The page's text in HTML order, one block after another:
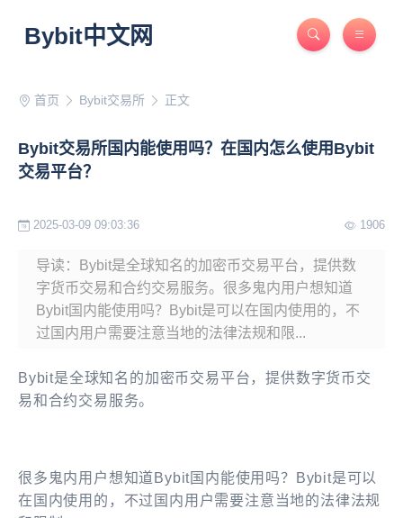
Bybit中文网
首页 Bybit交易所 正文
Bybit交易所国内能使用吗？在国内怎么使用Bybit
交易平台？
2025-03-09 09:03:36 1906
导读：Bybit是全球知名的加密币交易平台，提供数
字货币交易和合约交易服务。很多鬼内用户想知道
Bybit国内能使用吗？Bybit是可以在国内使用的，不
过国内用户需要注意当地的法律法规和限...
Bybit是全球知名的加密币交易平台，提供数字货币交
易和合约交易服务。
很多鬼内用户想知道Bybit国内能使用吗？Bybit是可以
在国内使用 的，不过国内用户需要注意当地的法律法规